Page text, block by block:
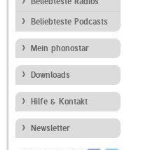
Beliebteste Podcasts
Mein phonostar
Downloads
Hilfe & Kontakt
Newsletter